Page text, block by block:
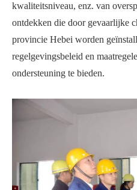
kwaliteitsniveau, enz. van
ontdekken die door gevaarlijke
provincie Hebei worden
regelgevingsbeleid en
ondersteuning te bieden.